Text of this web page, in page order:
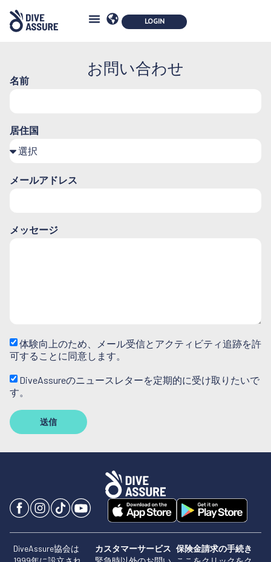
お問い合わせ
名前
居住国
メールアドレス
メッセージ
体験向上のため、メール受信とアクティビティ追跡を許
可することに同意します。
DiveAssureのニュースレターを定期的に受け取りたいで
す。
送信
DiveAssure協会は
カスタマーサービス 保険金請求の手続き